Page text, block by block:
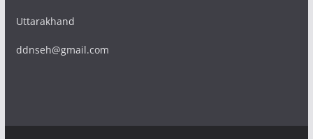
Uttarakhand
ddnseh@gmail.com